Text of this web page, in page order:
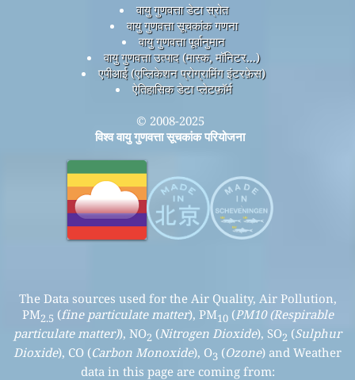
वायु गुणवत्ता डेटा स्रोत
वायु गुणवत्ता सूचकांक गणना
वायु गुणवत्ता पूर्वानुमान
वायु गुणवत्ता उत्पाद (मास्क, मॉनिटर...)
एपीआई (एप्लिकेशन प्रोग्रामिंग इंटरफ़ेस)
ऐतिहासिक डेटा प्लेटफ़ॉर्म
© 2008-2025
विश्व वायु गुणवत्ता सूचकांक परियोजना
The Data sources used for the Air Quality, Air Pollution,
PM2.5 (fine particulate matter), PM10(PM10 (Respirable
particulate matter)), NO2 (Nitrogen Dioxide), SO2 (Sulphur
Dioxide), CO (Carbon Monoxide), O3 (Ozone) and Weather
data in this page are coming from: